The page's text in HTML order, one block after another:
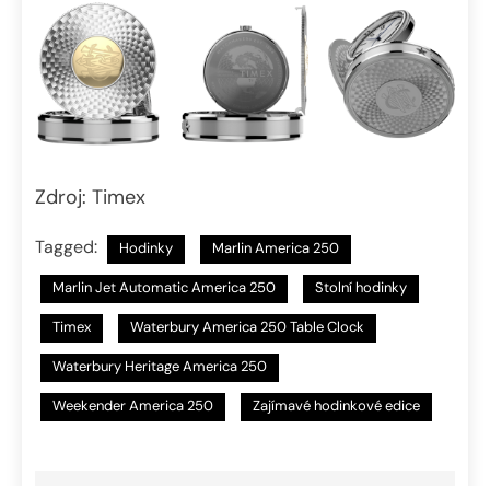
Zdroj: Timex
Tagged: Hodinky Marlin America 250
Marlin Jet Automatic America 250 Stolní hodinky
Timex Waterbury America 250 Table Clock
Waterbury Heritage America 250
Weekender America 250 Zajímavé hodinkové edice